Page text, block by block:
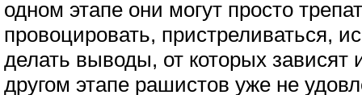
одном этапе они могут просто
провоцировать, пристреливаться,
делать выводы, от которых
другом этапе рашистов уже не